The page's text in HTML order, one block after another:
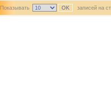
Показывать записей на